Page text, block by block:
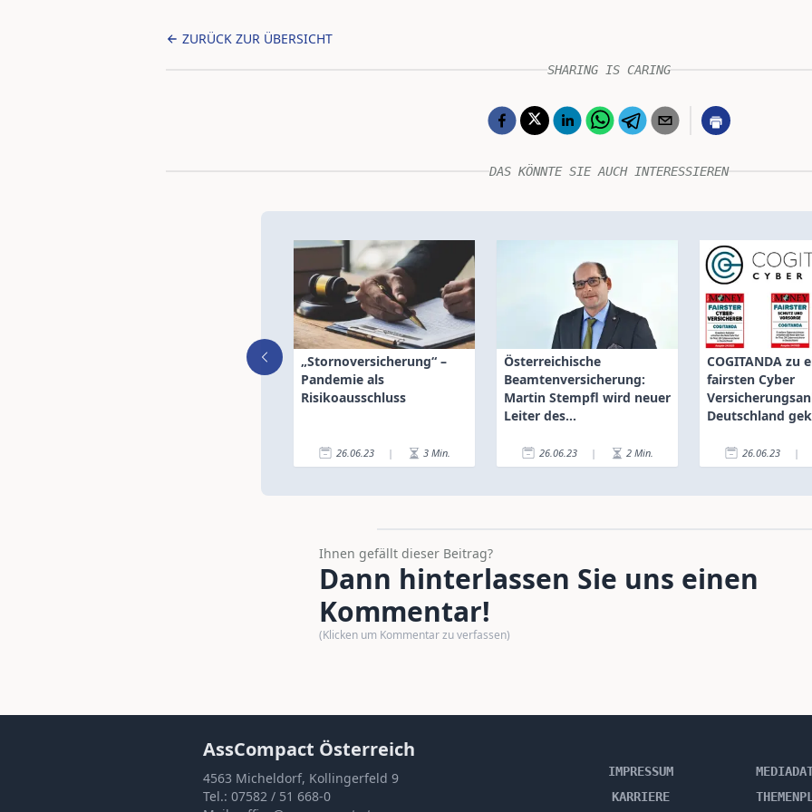
ZURÜCK ZUR ÜBERSICHT
SHARING IS CARING
DAS KÖNNTE SIE AUCH INTERESSIEREN
„Stornoversicherung“ –
Pandemie als
Risikoausschluss
26.06.23 | 3 Min.
Österreichische
Beamtenversicherung:
Martin Stempfl wird neuer
Leiter des
26.06.23 | 2 Min.
COGITANDA zu
fairsten Cyber
Deutschland
26.06.23 |
Ihnen gefällt dieser Beitrag?
Dann hinterlassen Sie uns einen
Kommentar!
(Klicken um Kommentar zu verfassen)
AssCompact Österreich
4563 Micheldorf, Kollingerfeld 9
Tel.: 07582 / 51 668-0
IMPRESSUM
KARRIERE